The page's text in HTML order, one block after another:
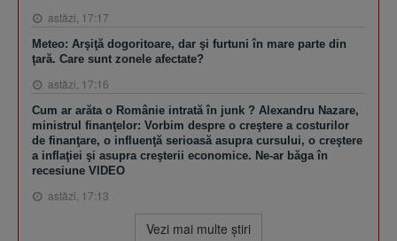
astăzi, 17:17
Meteo: Arşiţă dogoritoare, dar şi furtuni în mare parte din
ţară. Care sunt zonele afectate?
astăzi, 17:16
Cum ar arăta o Românie intrată în junk ? Alexandru Nazare,
ministrul finanţelor: Vorbim despre o creştere a costurilor
de finanţare, o influenţă serioasă asupra cursului, o creştere
a inflaţiei şi asupra creşterii economice. Ne-ar băga în
recesiune VIDEO
astăzi, 17:13
Vezi mai multe ştiri